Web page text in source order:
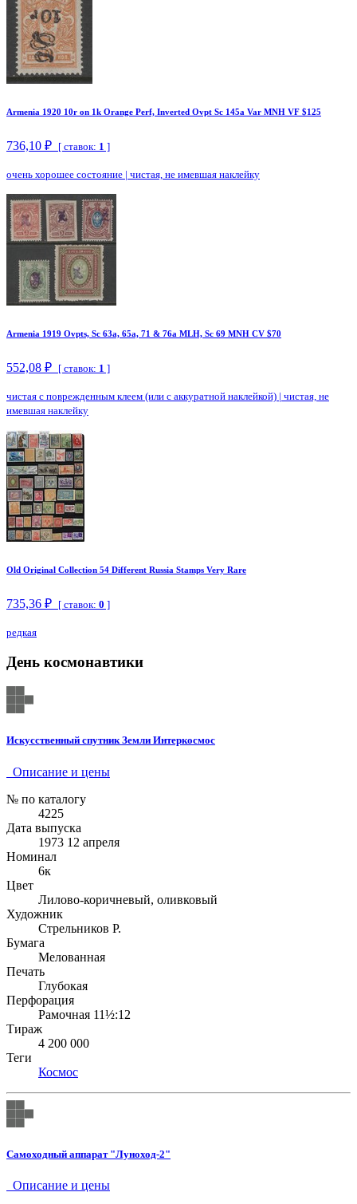
Armenia 1920 10r on 1k Orange Perf, Inverted Ovpt Sc 145a Var MNH VF $125
736,10 ₽ [ ставок: 1 ]
очень хорошее состояние | чистая, не имевшая наклейку
Armenia 1919 Ovpts, Sc 63a, 65a, 71 & 76a MLH, Sc 69 MNH CV $70
552,08 ₽ [ ставок: 1 ]
чистая с поврежденным клеем (или с аккуратной наклейкой) | чистая, не
имевшая наклейку
Old Original Collection 54 Different Russia Stamps Very Rare
735,36 ₽ [ ставок: 0 ]
редкая
День космонавтики
Искусственный спутник Земли Интеркосмос
Описание и цены
№ по каталогу
4225
Дата выпуска
1973 12 апреля
Номинал
6к
Цвет
Лилово-коричневый, оливковый
Художник
Стрельников Р.
Бумага
Мелованная
Печать
Глубокая
Перфорация
Рамочная 11½:12
Тираж
4 200 000
Теги
Космос
Самоходный аппарат "Луноход-2"
Описание и цены